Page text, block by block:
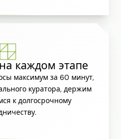
каждом этапе
максимум за 60 минут,
куратора, держим
к долгосрочному